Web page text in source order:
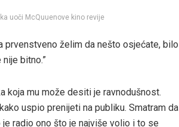
uoči McQuuenove kino revije
prvenstveno želim da nešto osjećate, bilo
bitno.”
koja mu može desiti je ravnodušnost.
uspio prenijeti na publiku. Smatram da
radio ono što je najviše volio i to se